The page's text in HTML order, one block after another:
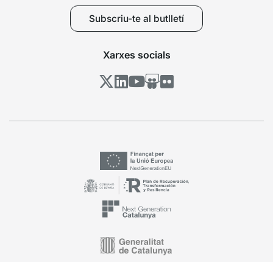
Subscriu-te al butlletí
Xarxes socials